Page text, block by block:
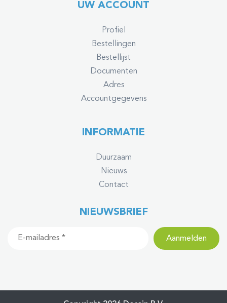
UW ACCOUNT
Profiel
Bestellingen
Bestellijst
Documenten
Adres
Accountgegevens
INFORMATIE
Duurzaam
Nieuws
Contact
NIEUWSBRIEF